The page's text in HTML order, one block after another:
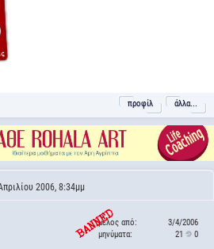
προφίλ άλλα...
2006, 8:34μμ
μέλος από:
3/4/2006
μηνύματα:
21 0